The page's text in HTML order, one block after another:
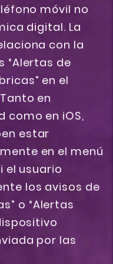
móvil no
digital. La
con la
“Alertas de
en el
en
como en iOS,
estar
en el menú
el usuario
los avisos de
o “Alertas
por las